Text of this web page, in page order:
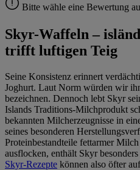
Bitte wähle eine Bewertung
Skyr-Waffeln –
trifft luftigen Teig
Seine Konsistenz erinnert
Joghurt. Laut Norm würden wir
bezeichnen. Dennoch lebt Skyr
Islands Traditions-Milchprodukt
bekannten Milcherzeugnisse in
seines besonderen
Proteinbestandteile fettarmer
ausflocken, enthält Skyr
Skyr-Rezepte können also öfter